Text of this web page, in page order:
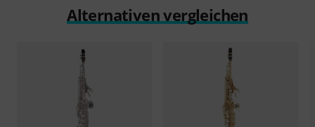
Alternativen vergleichen